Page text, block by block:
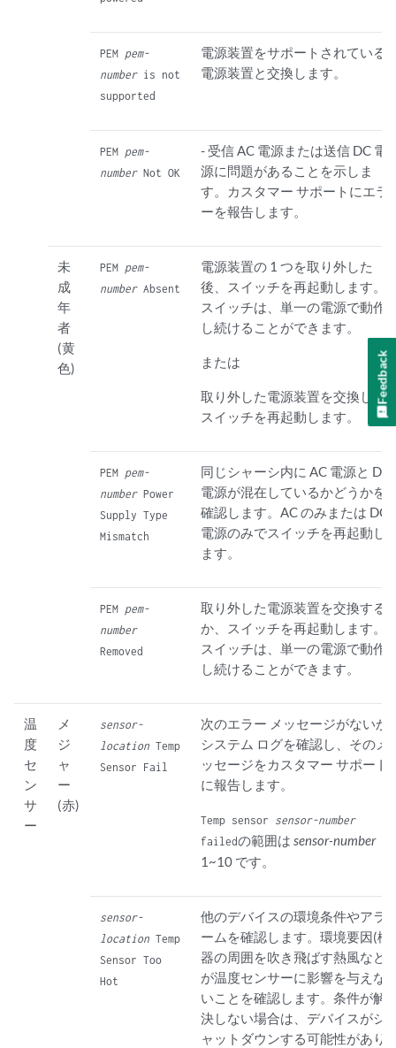
PEM pem-
numberis not
supported
電源装置をサポートされている
電源装置と交換します。
PEM pem-
numberNot OK
- 受信 AC 電源または送信 DC 電
源に問題があることを示しま
す。カスタマー サポートにエラ
ーを報告します。
未
成
年
者
(黄
色)
PEM pem-
numberAbsent
電源装置の 1 つを取り外した
後、スイッチを再起動します。
スイッチは、単一の電源で動作
し続けることができます。
または
取り外した電源装置を交換し、
スイッチを再起動します。
PEM pem-
numberPower
Supply Type
Mismatch
同じシャーシ内に AC 電源と DC
電源が混在しているかどうかを
確認します。AC のみまたは DC
電源のみでスイッチを再起動し
ます。
PEM pem-
number
Removed
取り外した電源装置を交換する
か、スイッチを再起動します。
スイッチは、単一の電源で動作
し続けることができます。
温
度
セ
ン
サ
ー
メ
ジ
ャ
ー
(赤)
sensor-
location Temp
Sensor Fail
次のエラー メッセージがないか
システム ログを確認し、そのメ
ッセージをカスタマー サポート
に報告します。
Temp sensor sensor-number
failedの範囲はsensor-number
1~10 です。
sensor-
location Temp
Sensor Too
Hot
他のデバイスの環境条件やアラ
ームを確認します。環境要因(機
器の周囲を吹き飛ばす熱風など)
が温度センサーに影響を与えな
いことを確認します。条件が解
決しない場合は、デバイスがシ
ャットダウンする可能性があり
Feedback